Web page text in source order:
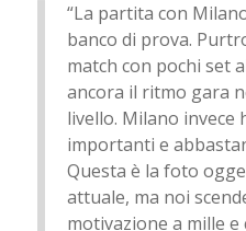
“La partita con
banco di prova.
match con pochi set
ancora il ritmo gara
livello. Milano invece
importanti e
Questa è la foto
attuale, ma noi
motivazione a mille e